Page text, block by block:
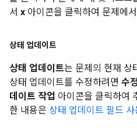
서 x 아이콘을 클릭하여 문제에
상태 업데이트
상태 업데이트는 문제의 현재 상
상태 업데이트를 수정하려면 수
데이트 작업 아이콘을 클릭하여
한 내용은 상태 업데이트 필드 사